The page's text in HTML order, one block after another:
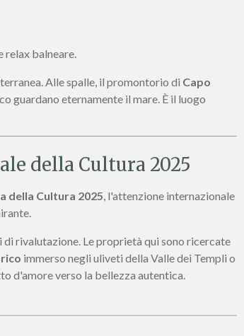
relax balneare.
Alle spalle, il promontorio di Capo
guardano eternamente il mare. È il luogo
della Cultura 2025
della Cultura 2025 , l'attenzione internazionale
rivalutazione. Le proprietà qui sono ricercate
immerso negli uliveti della Valle dei Templi o
d'amore verso la bellezza autentica.